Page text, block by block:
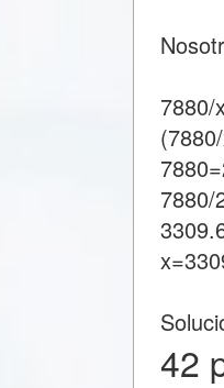
7880/
7880/
42